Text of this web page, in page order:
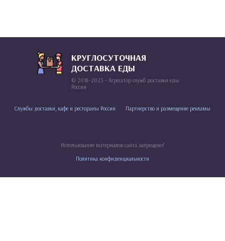
КРУГЛОСУТОЧНАЯ
ДОСТАВКА ЕДЫ
© 2018–2025 – Агрегатор служб доставки еды
России
Службы доставки, кафе и рестораны России Партнерство и размещение рекламы
Использование материалов сайта запрещено!
Политика конфиденциальности